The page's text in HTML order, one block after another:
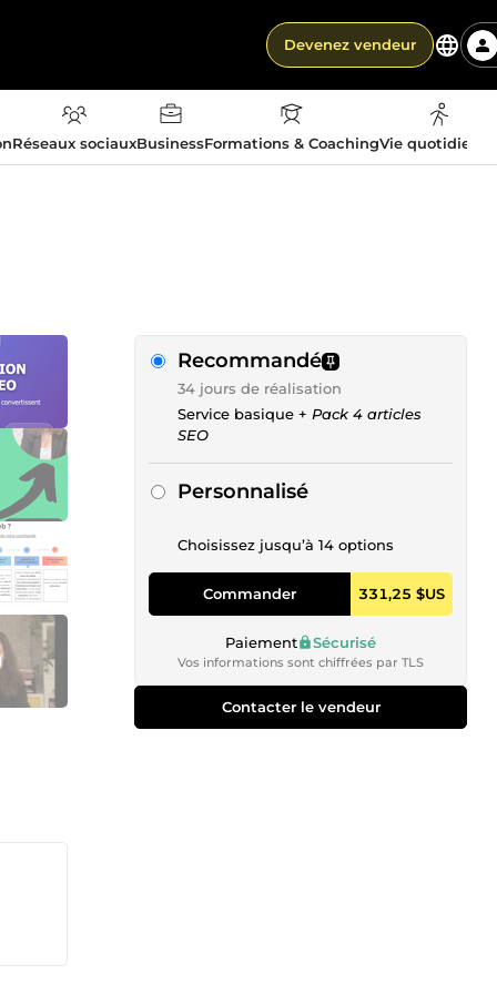
Devenez vendeur
Réseaux sociauxBusinessFormations & CoachingVie
Recommandé
34 jours de réalisation
Service basique + Pack 4 articles
SEO
Personnalisé
Choisissez jusqu’à 14 options
Commander 331,25 $US
Paiement Sécurisé
Vos informations sont chiffrées par TLS
Contacter le vendeur